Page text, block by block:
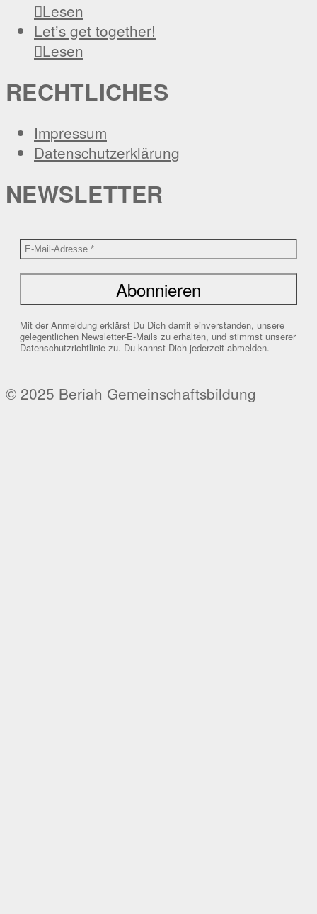
Lesen
Let’s get together!
Lesen
RECHTLICHES
Impressum
Datenschutzerklärung
NEWSLETTER
Mit der Anmeldung erklärst Du Dich damit einverstanden, unsere
gelegentlichen Newsletter-E-Mails zu erhalten, und stimmst unserer
Datenschutzrichtlinie zu. Du kannst Dich jederzeit abmelden.
© 2025 Beriah Gemeinschaftsbildung